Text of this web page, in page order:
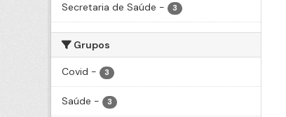
Secretaria de Saúde - 3
Grupos
Covid - 3
Saúde - 3